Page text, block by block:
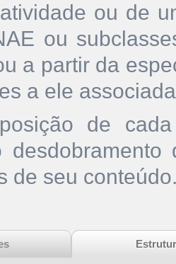
ou de
ou
a partir da
a ele
de
de seu